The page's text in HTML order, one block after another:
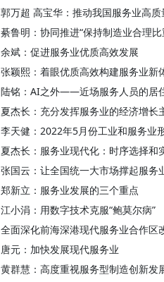
郭万超 高宝华：推动我国服务业高
綦鲁明：协同推进“保持制造业合理
余斌：促进服务业优质高效发展
张颖熙：着眼优质高效构建服务业新
陆铭：AI之外——近场服务人员的居
夏杰长：充分发挥服务业的经济增长
李天健：2022年5月份工业和服务业
夏杰长：服务业现代化：时序选择和
张国云：让全国统一大市场撑起服务
郑新立：服务业发展的三个重点
江小涓：用数字技术克服“鲍莫尔病”
全面深化前海深港现代服务业合作区
唐元：加快发展现代服务业
黄群慧：高度重视服务型制造创新发